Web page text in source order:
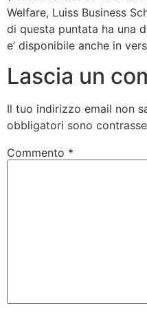
Welfare, Luiss Business
di questa puntata ha una
e’ disponibile anche in
Lascia un
Il tuo indirizzo email non
obbligatori sono
Commento *